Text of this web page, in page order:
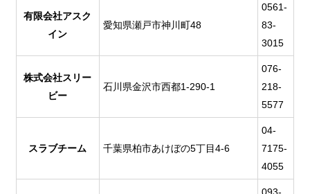
有限会社アスク
イン
愛知県瀬戸市神川町48
0561-
83-
3015
株式会社スリー
ビー
石川県金沢市西都1-290-1
076-
218-
5577
スラブチーム 千葉県柏市あけぼの5丁目4-6
04-
7175-
4055
093-